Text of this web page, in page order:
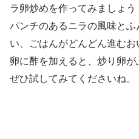
ラ卵炒めを作ってみましょ
パンチのあるニラの風味と
い、ごはんがどんどん進むお
卵に酢を加えると、炒り卵が
ぜひ試してみてくださいね。